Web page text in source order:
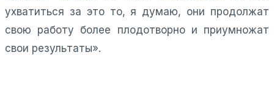
ухватиться за это то, я думаю, они продолжат
свою работу более плодотворно и приумножат
свои результаты».